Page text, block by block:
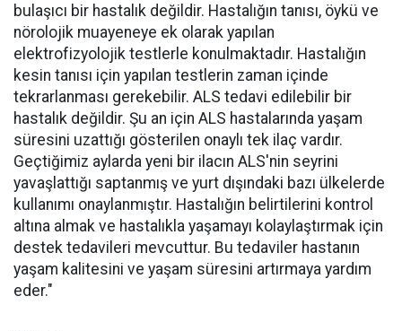
bulaşıcı bir hastalık değildir. Hastalığın tanısı, öykü ve
nörolojik muayeneye ek olarak yapılan
elektrofizyolojik testlerle konulmaktadır. Hastalığın
kesin tanısı için yapılan testlerin zaman içinde
tekrarlanması gerekebilir. ALS tedavi edilebilir bir
hastalık değildir. Şu an için ALS hastalarında yaşam
süresini uzattığı gösterilen onaylı tek ilaç vardır.
Geçtiğimiz aylarda yeni bir ilacın ALS'nin seyrini
yavaşlattığı saptanmış ve yurt dışındaki bazı ülkelerde
kullanımı onaylanmıştır. Hastalığın belirtilerini kontrol
altına almak ve hastalıkla yaşamayı kolaylaştırmak için
destek tedavileri mevcuttur. Bu tedaviler hastanın
yaşam kalitesini ve yaşam süresini artırmaya yardım
eder."